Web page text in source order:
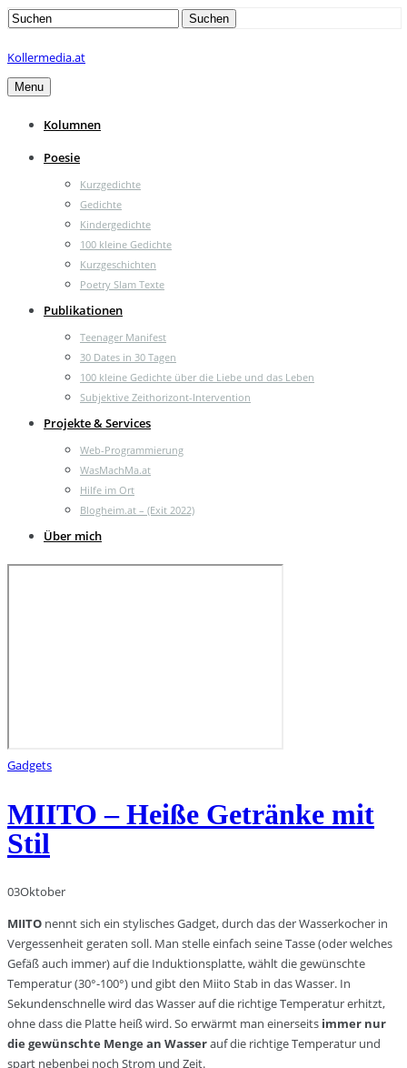
Search
Suchen
Kollermedia.at
Menu
Kolumnen
Poesie
Kurzgedichte
Gedichte
Kindergedichte
100 kleine Gedichte
Kurzgeschichten
Poetry Slam Texte
Publikationen
Teenager Manifest
30 Dates in 30 Tagen
100 kleine Gedichte über die Liebe und das Leben
Subjektive Zeithorizont-Intervention
Projekte & Services
Web-Programmierung
WasMachMa.at
Hilfe im Ort
Blogheim.at – (Exit 2022)
Über mich
Gadgets
MIITO – Heiße Getränke mit
Stil
03Oktober
MIITO nennt sich ein stylisches Gadget, durch das der Wasserkocher in
Vergessenheit geraten soll. Man stelle einfach seine Tasse (oder welches
Gefäß auch immer) auf die Induktionsplatte, wählt die gewünschte
Temperatur (30°-100°) und gibt den Miito Stab in das Wasser. In
Sekundenschnelle wird das Wasser auf die richtige Temperatur erhitzt,
ohne dass die Platte heiß wird. So erwärmt man einerseits immer nur
die gewünschte Menge an Wasserauf die richtige Temperatur und
spart nebenbei noch Strom und Zeit.